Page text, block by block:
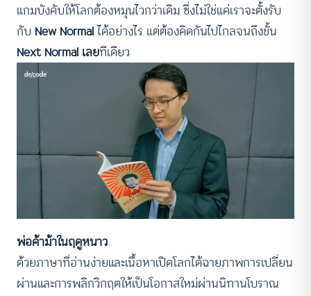
แกมบังคับให้โลกต้องหมุนไวกว่าเดิม ซึ่งไม่ใช่แค่เราจะตั้งรับ
กับ New Normalได้อย่างไร แต่ต้องคิดกันไปไกลจนถึงขั้น
Next Normal เลยทีเดียว
พ่อค้าม้าในฤดูหนาว
ด้วยภาษาที่อ่านง่ายและเนื้อหาเปิดโลกได้ฉายภาพการเปลี่ยน
ผ่านและการพลิกวิกฤตให้เป็นโอกาสใหม่ผ่านนิทานโบราณ